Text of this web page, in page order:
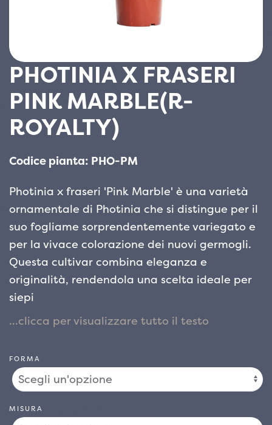
PHOTINIA X FRASERI
PINK MARBLE(R-
ROYALTY)
Codice pianta: PHO-PM
Photinia x fraseri 'Pink Marble' è una varietà
ornamentale di Photinia che si distingue per il
suo fogliame sorprendentemente variegato e
per la vivace colorazione dei nuovi germogli.
Questa cultivar combina eleganza e
originalità, rendendola una scelta ideale per
siepi
decorative, bordure miste o come esemplare
caratterizzante di 'Pink Marble'. Le foglie,
coriacee e
lucide, presentano una straordinaria
variegatura naturale con margini bianco-
FORMA
MISURA